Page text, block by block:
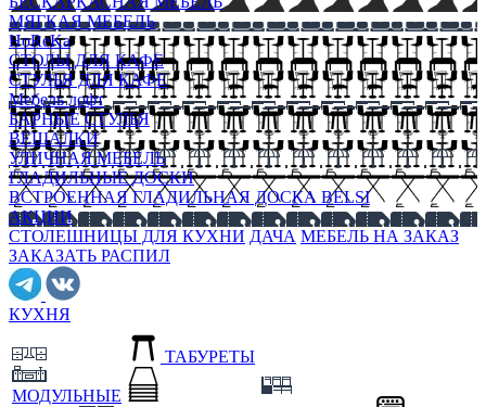
МЯГКАЯ МЕБЕЛЬ
HoReKa
СТОЛЫ ДЛЯ КАФЕ
СТУЛЬЯ ДЛЯ КАФЕ
Мебель лофт
БАРНЫЕ СТУЛЬЯ
ВЕШАЛКИ
УЛИЧНАЯ МЕБЕЛЬ
ГЛАДИЛЬНЫЕ ДОСКИ
ВСТРОЕННАЯ ГЛАДИЛЬНАЯ ДОСКА BELSI
АКЦИИ
СТОЛЕШНИЦЫ ДЛЯ КУХНИ ДАЧА МЕБЕЛЬ НА ЗАКАЗ
ЗАКАЗАТЬ РАСПИЛ
КУХНЯ
МОДУЛЬНЫЕ
ТАБУРЕТЫ